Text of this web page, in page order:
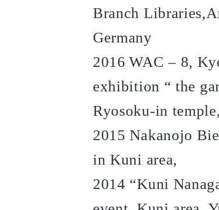
Branch
Germany
2016 WAC – 8,
exhibition “ the
Ryosoku-in
2015 Nakanojo
in Kuni area,
2014 “Kuni